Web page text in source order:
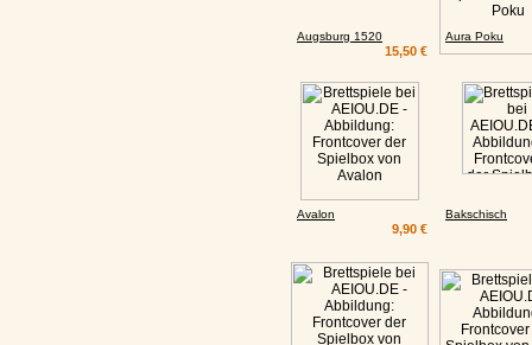
Augsburg 1520
15,50 €
Aura Poku
Avalon
9,90 €
Bakschisch